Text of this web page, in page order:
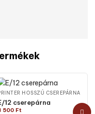
HOSSZÚ CSEREPÁRNA
12 cserepárna
500 Ft